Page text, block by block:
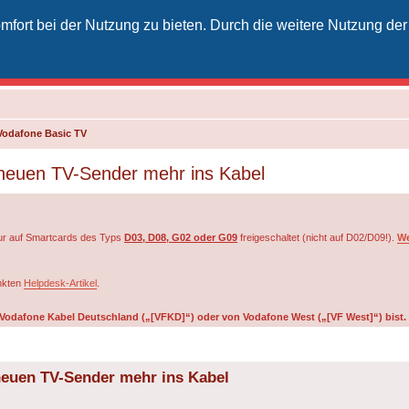
bei der Nutzung zu bieten. Durch die weitere Nutzung
Basic TV
TV-Sender mehr ins Kabel
auf Smartcards des Typs D03, D08, G02 oder G09 freigeschaltet (nicht auf D02/D09!).
Helpdesk-Artikel
Kabel Deutschland („[VFKD]“) oder von Vodafone West („[VF West]“) bist.
TV-Sender mehr ins Kabel